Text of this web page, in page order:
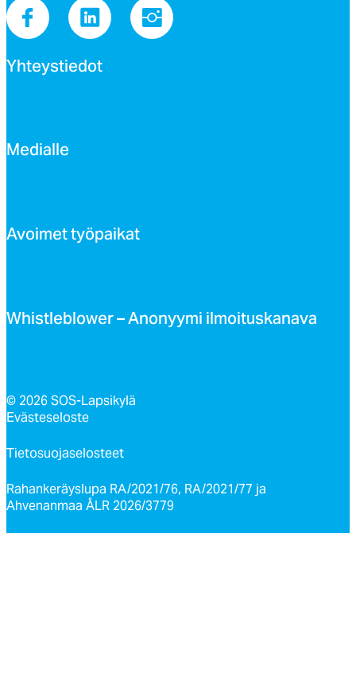
Yh­teys­tie­dot
Me­dial­le
Avoi­met työ­pai­kat
Whist­leb­lo­wer – Ano­nyy­mi il­moi­tus­ka­na­va
© 2026 SOS-Lapsikylä
Evästeseloste
Tietosuojaselosteet
Rahankeräyslupa RA/2021/76, RA/2021/77 ja
Ahvenanmaa ÅLR 2026/3779